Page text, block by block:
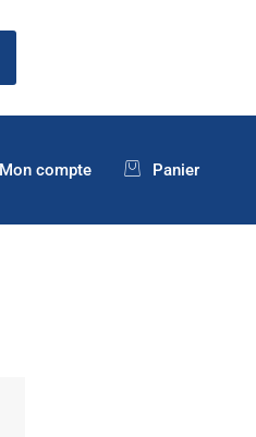
Mon compte Panier